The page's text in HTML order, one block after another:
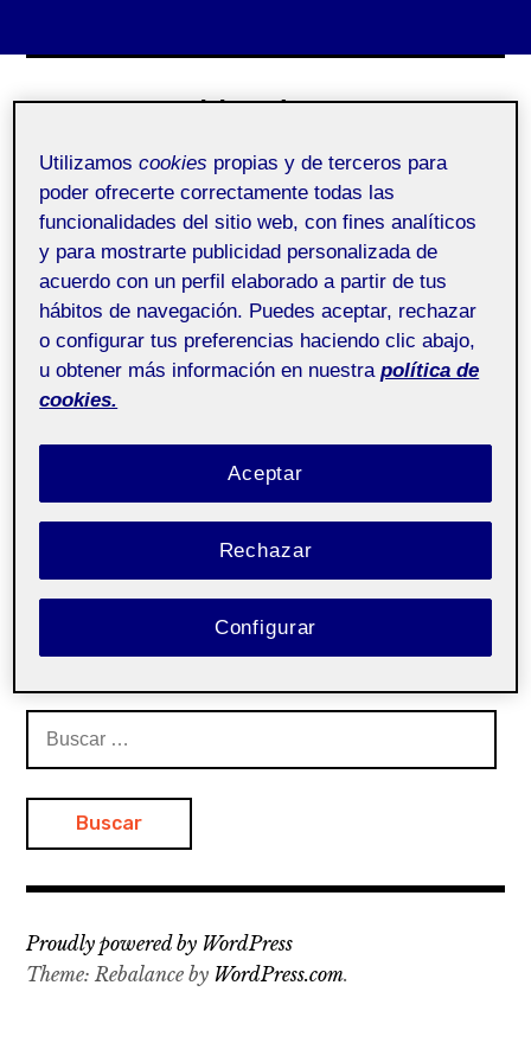
to
Hector
Menu
Inicio
Nothing Found
It seems we can’t find what you’re looking for.
Perhaps searching can help.
No hay entradas con actiFolios relacionadas
Proudly powered by WordPress
Theme: Rebalance by WordPress.com.
Utilizamoscookies propias y de terceros para
poder ofrecerte correctamente todas las
funcionalidades del sitio web, con fines analíticos
y para mostrarte publicidad personalizada de
acuerdo con un perfil elaborado a partir de tus
hábitos de navegación. Puedes aceptar, rechazar
o configurar tus preferencias haciendo clic abajo,
u obtener más información en nuestra política de
cookies.
Rechazar
Aceptar
Configurar